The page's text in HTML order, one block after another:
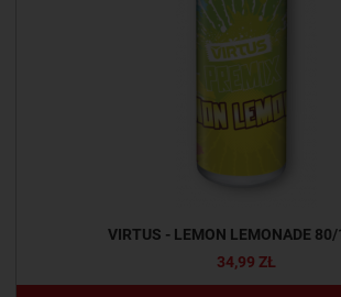
VIRTUS - LEMON LEMONADE
34,99 ZŁ